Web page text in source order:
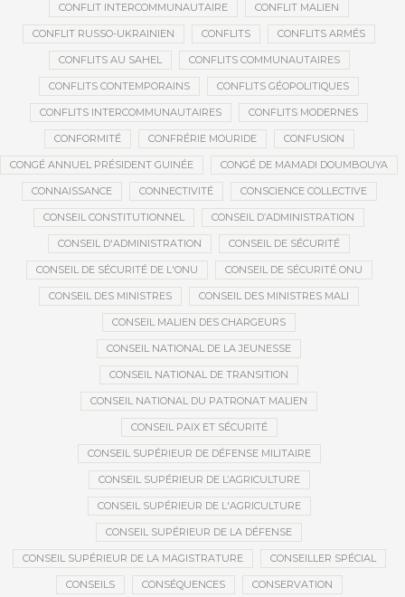
CONFLIT INTERCOMMUNAUTAIRE CONFLIT MALIEN
CONFLIT RUSSO-UKRAINIEN CONFLITS CONFLITS ARMÉS
CONFLITS AU SAHEL CONFLITS COMMUNAUTAIRES
CONFLITS CONTEMPORAINS CONFLITS GÉOPOLITIQUES
CONFLITS INTERCOMMUNAUTAIRES CONFLITS MODERNES
CONFORMITÉ CONFRÉRIE MOURIDE CONFUSION
CONGÉ ANNUEL PRÉSIDENT GUINÉE CONGÉ DE MAMADI DOUMBOUYA
CONNAISSANCE CONNECTIVITÉ CONSCIENCE COLLECTIVE
CONSEIL CONSTITUTIONNEL CONSEIL D’ADMINISTRATION
CONSEIL D'ADMINISTRATION CONSEIL DE SÉCURITÉ
CONSEIL DE SÉCURITÉ DE L'ONU CONSEIL DE SÉCURITÉ ONU
CONSEIL DES MINISTRES CONSEIL DES MINISTRES MALI
CONSEIL MALIEN DES CHARGEURS
CONSEIL NATIONAL DE LA JEUNESSE
CONSEIL NATIONAL DE TRANSITION
CONSEIL NATIONAL DU PATRONAT MALIEN
CONSEIL PAIX ET SÉCURITÉ
CONSEIL SUPÉRIEUR DE DÉFENSE MILITAIRE
CONSEIL SUPÉRIEUR DE L’AGRICULTURE
CONSEIL SUPÉRIEUR DE L'AGRICULTURE
CONSEIL SUPÉRIEUR DE LA DÉFENSE
CONSEIL SUPÉRIEUR DE LA MAGISTRATURE CONSEILLER SPÉCIAL
CONSEILS CONSÉQUENCES CONSERVATION